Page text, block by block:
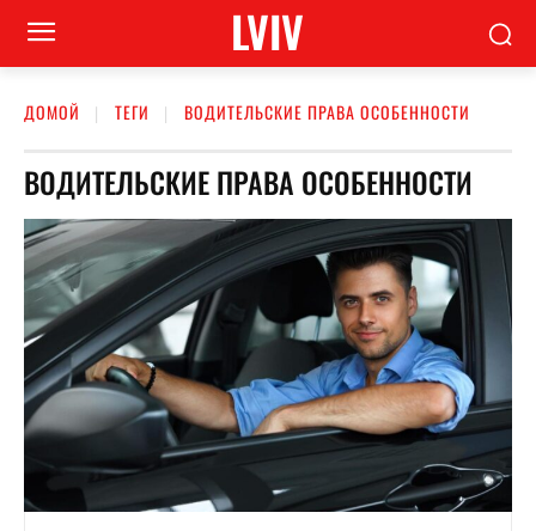
LVIV
ДОМОЙ ТЕГИ ВОДИТЕЛЬСКИЕ ПРАВА ОСОБЕННОСТИ
ВОДИТЕЛЬСКИЕ ПРАВА ОСОБЕННОСТИ